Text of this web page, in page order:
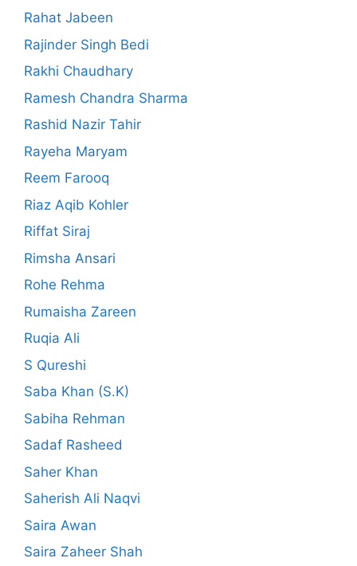
Rahat Jabeen
Rajinder Singh Bedi
Rakhi Chaudhary
Ramesh Chandra Sharma
Rashid Nazir Tahir
Rayeha Maryam
Reem Farooq
Riaz Aqib Kohler
Riffat Siraj
Rimsha Ansari
Rohe Rehma
Rumaisha Zareen
Ruqia Ali
S Qureshi
Saba Khan (S.K)
Sabiha Rehman
Sadaf Rasheed
Saher Khan
Saherish Ali Naqvi
Saira Awan
Saira Zaheer Shah